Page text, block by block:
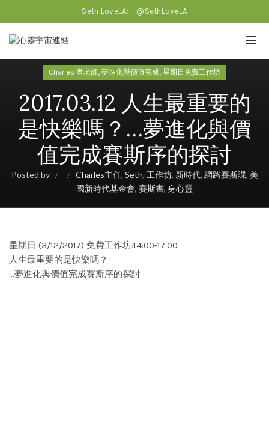
Seth LoveLA: @SethLoveLA
Charles 查老師, 夢進化與價值完成, 星期日免費工作坊
2017.03.12 人生最重要的
是快樂嗎？…夢進化與價
值完成賽斯序的探討
Posted by Charles主任, Seth, 工作坊, 新時代, 網路賽斯課, 美
國新時代基金會, 賽斯書, 身心靈
星期日 (3/12/2017) 免費工作坊:14:00-17:00
人生最重要的是快樂嗎？
…夢進化與價值完成賽斯序的探討